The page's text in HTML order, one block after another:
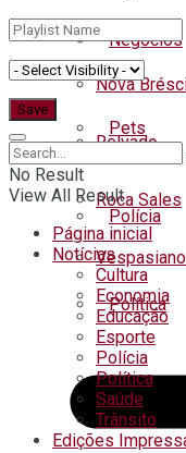
Negócios
Pets
Polícia
Política
Regional
Muçum
Nova
Relvado
Roca Sales
No Result
View All Result
Página inicial
Notícias
Cultura
Economia
Educação
Esporte
Polícia
Política
Saúde
Trânsito
Edições